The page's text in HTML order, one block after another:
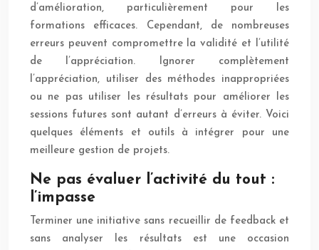
d’amélioration, particulièrement pour les
formations efficaces. Cependant, de nombreuses
erreurs peuvent compromettre la validité et l’utilité
de l’appréciation. Ignorer complètement
l’appréciation, utiliser des méthodes inappropriées
ou ne pas utiliser les résultats pour améliorer les
sessions futures sont autant d’erreurs à éviter. Voici
quelques éléments et outils à intégrer pour une
meilleure gestion de projets.
Ne pas évaluer l’activité du tout :
l’impasse
Terminer une initiative sans recueillir de feedback et
sans analyser les résultats est une occasion